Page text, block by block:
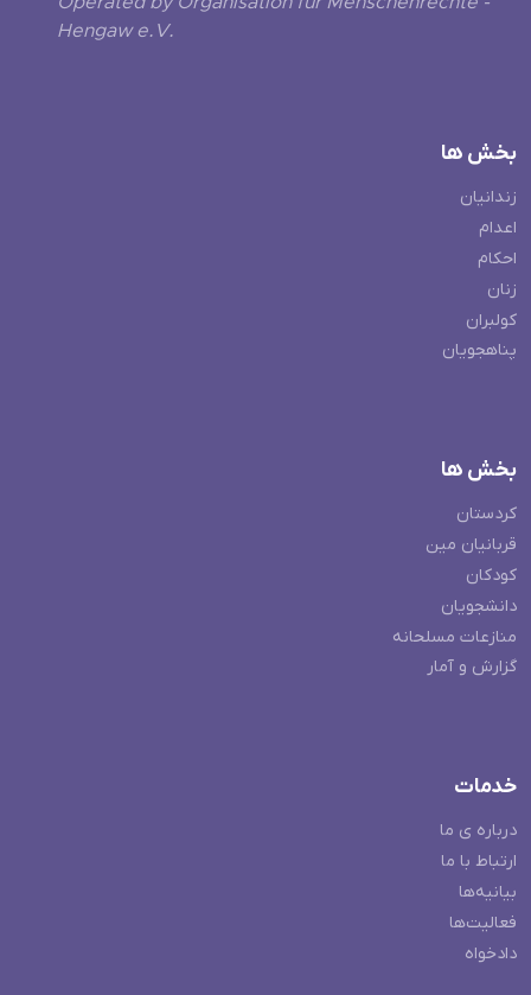
Hengaw e.V.
بخش ها
زندانیان
اعدام
احکام
زنان
کولبران
پناهجویان
بخش ها
کردستان
قربانیان مین
کودکان
دانشجویان
منازعات مسلحانه
گزارش و آمار
خدمات
درباره ی ما
ارتباط با ما
بیانیه‌ها
فعالیت‌ها
دادخواه